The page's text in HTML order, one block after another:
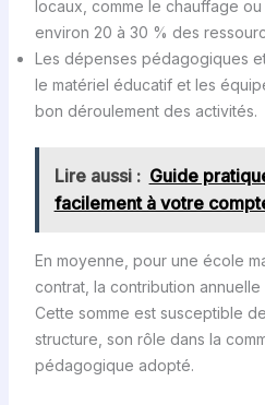
locaux, comme le chauffage
environ 20 à 30 % des
Les dépenses pédagogiques
le matériel éducatif et les
bon déroulement des activités.
Lire aussi : Guide
facilement à votre
En moyenne, pour une école
contrat, la contribution annuelle
Cette somme est susceptible
structure, son rôle dans la
pédagogique adopté.